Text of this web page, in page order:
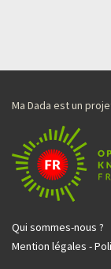
Ma Dada est un
Qui sommes-nous ?
Mention légales -